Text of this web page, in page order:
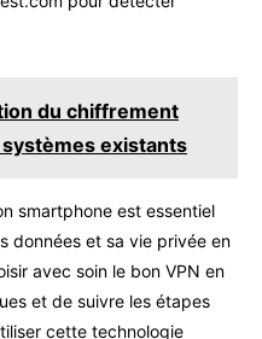
du chiffrement
existants
smartphone est essentiel
données et sa vie privée en
avec soin le bon VPN en
et de suivre les étapes
cette technologie